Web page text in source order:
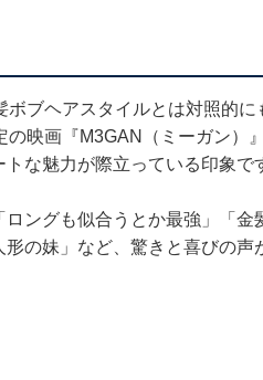
ブヘアスタイルとは対照的に
映画『M3GAN（ミーガン）
な魅力が際立っている印象で
ングも似合うとか最強」「金
の妹」など、驚きと喜びの声